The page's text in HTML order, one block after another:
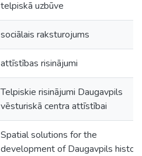
telpiskā uzbūve
sociālais raksturojums
attīstības risinājumi
Telpiskie risinājumi Daugavpils
vēsturiskā centra attīstībai
Spatial solutions for the
development of Daugavpils